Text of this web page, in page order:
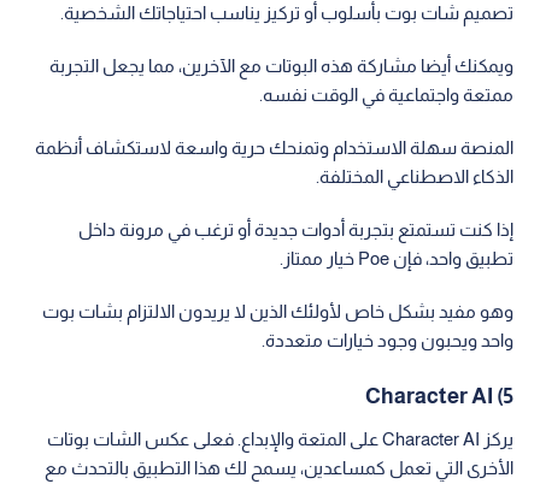
تصميم شات بوت بأسلوب أو تركيز يناسب احتياجاتك الشخصية.
ويمكنك أيضا مشاركة هذه البوتات مع الآخرين، مما يجعل التجربة
ممتعة واجتماعية في الوقت نفسه.
المنصة سهلة الاستخدام وتمنحك حرية واسعة لاستكشاف أنظمة
الذكاء الاصطناعي المختلفة.
إذا كنت تستمتع بتجربة أدوات جديدة أو ترغب في مرونة داخل
تطبيق واحد، فإن Poe خيار ممتاز.
وهو مفيد بشكل خاص لأولئك الذين لا يريدون الالتزام بشات بوت
واحد ويحبون وجود خيارات متعددة.
5) Character AI
يركز Character AI على المتعة والإبداع. فعلى عكس الشات بوتات
الأخرى التي تعمل كمساعدين، يسمح لك هذا التطبيق بالتحدث مع